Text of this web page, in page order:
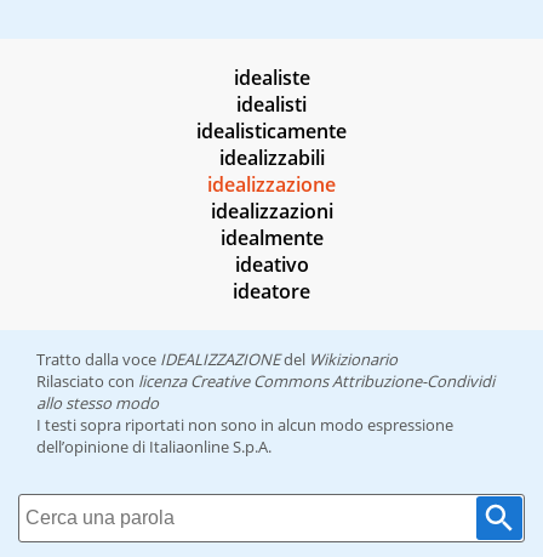
idealiste
idealisti
idealisticamente
idealizzabili
idealizzazione
idealizzazioni
idealmente
ideativo
ideatore
Tratto dalla voce IDEALIZZAZIONEdel Wikizionario
Rilasciato con licenza Creative Commons Attribuzione-Condividi
allo stesso modo
I testi sopra riportati non sono in alcun modo espressione
dell’opinione di Italiaonline S.p.A.